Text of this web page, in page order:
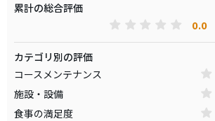
累計の総合評価
0.0
カテゴリ別の評価
コースメンテナンス
施設・設備
食事の満足度